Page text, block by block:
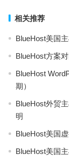
相关推荐
BlueHost美国
BlueHost方案
BlueHost
期）
BlueHost外贸
明
BlueHost美国
BlueHost美国